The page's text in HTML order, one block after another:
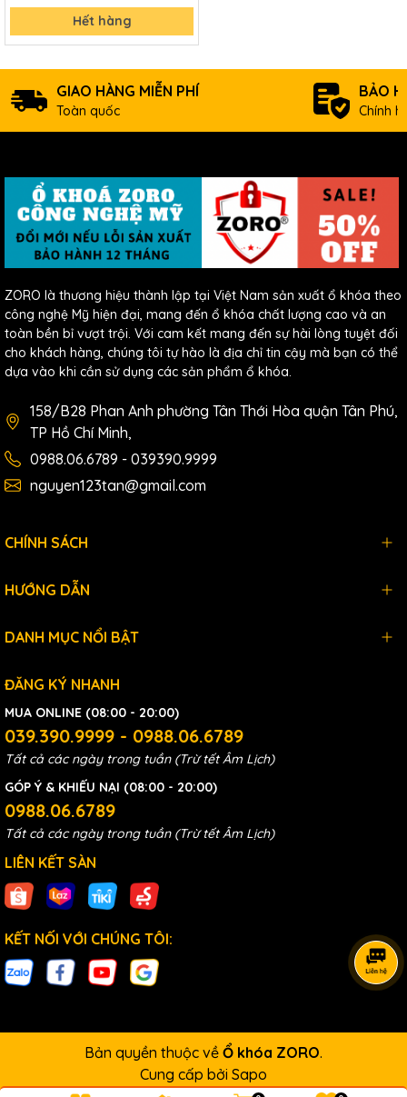
Hết hàng
GIAO HÀNG MIỄN PHÍ
Toàn quốc
BẢO
Chính
ZORO là thương hiệu thành lập tại Việt Nam sản xuất ổ khóa theo
công nghệ Mỹ hiện đại, mang đến ổ khóa chất lượng cao và an
toàn bền bỉ vượt trội. Với cam kết mang đến sự hài lòng tuyệt đối
cho khách hàng, chúng tôi tự hào là địa chỉ tin cậy mà bạn có thể
dựa vào khi cần sử dụng các sản phẩm ổ khóa.
158/B28 Phan Anh phường Tân Thới Hòa quận Tân Phú,
TP Hồ Chí Minh,
0988.06.6789 - 039390.9999
nguyen123tan@gmail.com
CHÍNH SÁCH
HƯỚNG DẪN
DANH MỤC NỔI BẬT
ĐĂNG KÝ NHANH
MUA ONLINE (08:00 - 20:00)
039.390.9999 - 0988.06.6789
Tất cả các ngày trong tuần (Trừ tết Âm Lịch)
GÓP Ý & KHIẾU NẠI (08:00 - 20:00)
0988.06.6789
Tất cả các ngày trong tuần (Trừ tết Âm Lịch)
LIÊN KẾT SÀN
KẾT NỐI VỚI CHÚNG TÔI:
Bản quyền thuộc về Ổ khóa ZORO.
Cung cấp bởi Sapo